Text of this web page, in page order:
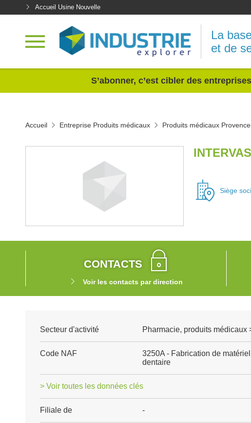
Accueil Usine Nouvelle
La
et de
S’abonner, c’est cibler des
Accueil Entreprise Produits médicaux Produits médicaux
Siège
CONTACTS
Voir les contacts par direction
Secteur d'activité Pharmacie, produits médicaux
Code NAF
3250A - Fabrication de
dentaire
> Voir toutes les données clés
Filiale de -